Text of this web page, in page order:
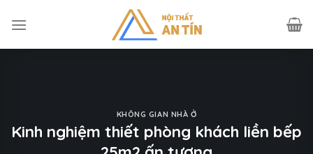
KHÔNG GIAN NHÀ Ở
Kinh nghiệm thiết phòng khách liền bếp